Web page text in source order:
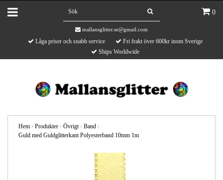
0
mallansglitter.se@gmail.com
Låga priser och snabb service
Fri frakt över 600kr inom Sverige
Ships Worldwide
Hem › Produkter › Övrigt › Band ›
Guld med Guldglitterkant Polyesterband 10mm 1m